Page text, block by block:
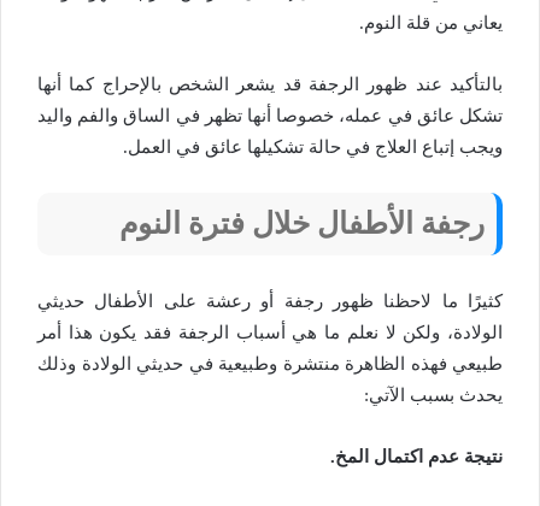
يعاني من قلة النوم.
بالتأكيد عند ظهور الرجفة قد يشعر الشخص بالإحراج كما أنها
تشكل عائق في عمله، خصوصا أنها تظهر في الساق والفم واليد
ويجب إتباع العلاج في حالة تشكيلها عائق في العمل.
رجفة الأطفال خلال فترة النوم
كثيرًا ما لاحظنا ظهور رجفة أو رعشة على الأطفال حديثي
الولادة، ولكن لا نعلم ما هي أسباب الرجفة فقد يكون هذا أمر
طبيعي فهذه الظاهرة منتشرة وطبيعية في حديثي الولادة وذلك
يحدث بسبب الآتي:
نتيجة عدم اكتمال المخ.